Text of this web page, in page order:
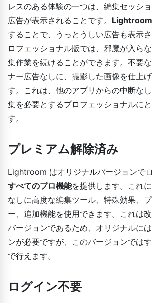
レスのある体験の一つは、編集セッシ
広告が表示されることです。
することで、うっとうしい広告も表示
ロフェッショナル版では、邪魔が入ら
集作業を続けることができます。不要
ナー広告なしに、撮影した画像を仕上
す。これは、他のアプリからの中断な
集を必要とするプロフェッショナルに
す。
プレミアム解除済み
Lightroom はオリジナルバージョンで
すべてのプロ機能を提供します。これ
なしに高度な編集ツール、特殊効果、
ー、追加機能を使用できます。これは
バージョンであるため、オリジナルに
ンが必要ですが、このバージョンでは
で行えます。
ログイン不要